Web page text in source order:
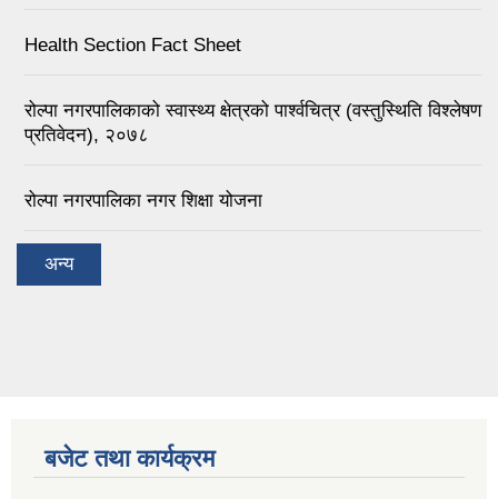
Health Section Fact Sheet
रोल्पा नगरपालिकाको स्वास्थ्य क्षेत्रको पार्श्वचित्र (वस्तुस्थिति विश्लेषण
प्रतिवेदन), २०७८
रोल्पा नगरपालिका नगर शिक्षा योजना
अन्य
बजेट तथा कार्यक्रम